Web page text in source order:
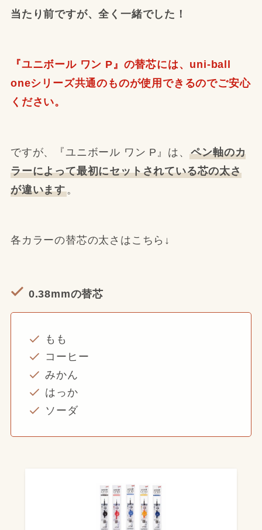
当たり前ですが、全く一緒でした！
『ユニボール ワン P』の替芯には、uni-ball
oneシリーズ共通のものが使用できるのでご安心
ください。
ですが、『ユニボール ワン P』は、ペン軸のカ
ラーによって最初にセットされている芯の太さ
が違います。
各カラーの替芯の太さはこちら↓
0.38mmの替芯
もも
コーヒー
みかん
はっか
ソーダ